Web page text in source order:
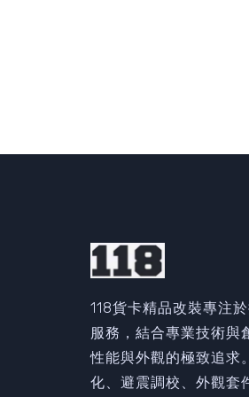
118貨卡精品改裝專注
服務，結合專業技術與
性能與外觀的極致追求
化、避震調校、外觀套